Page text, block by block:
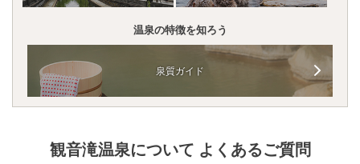
温泉の特徴を知ろう
泉質ガイド
観音滝温泉について よくあるご質問